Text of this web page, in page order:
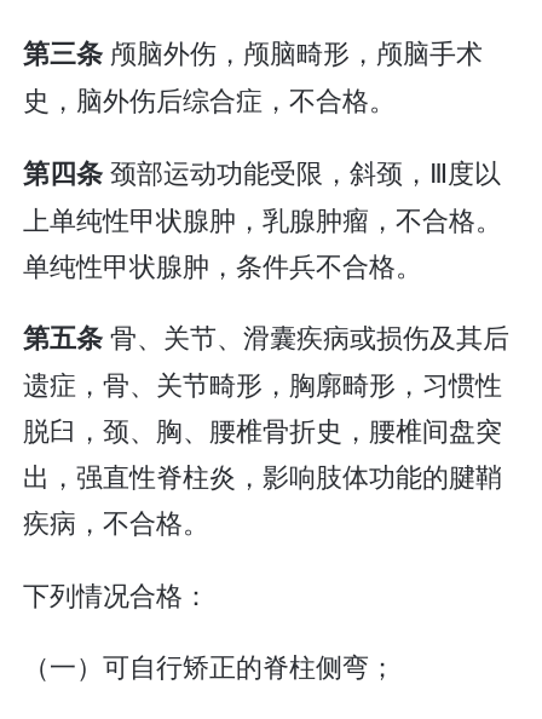
第三条 颅脑外伤，颅脑畸形，颅脑手术
史，脑外伤后综合症，不合格。
第四条颈部运动功能受限，斜颈，Ⅲ度以
上单纯性甲状腺肿，乳腺肿瘤，不合格。
单纯性甲状腺肿，条件兵不合格。
第五条骨、关节、滑囊疾病或损伤及其后
遗症，骨、关节畸形，胸廓畸形，习惯性
脱臼，颈、胸、腰椎骨折史，腰椎间盘突
出，强直性脊柱炎，影响肢体功能的腱鞘
疾病，不合格。
下列情况合格：
（一）可自行矫正的脊柱侧弯；